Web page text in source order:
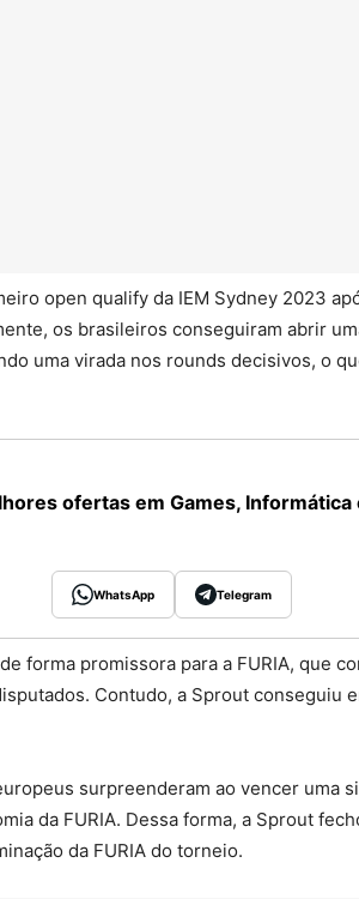
open qualify da IEM Sydney 2023
os brasileiros conseguiram abrir
uma virada nos rounds decisivos, o
ofertas em Games, Informática
WhatsApp Telegram
forma promissora para a FURIA, que
Contudo, a Sprout conseguiu
surpreenderam ao vencer uma
da FURIA. Dessa forma, a Sprout
da FURIA do torneio.